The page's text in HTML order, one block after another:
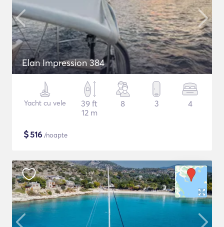
Elan Impression 384
Yacht cu vele
39 ft
12 m
8 3 4
$516 /noapte